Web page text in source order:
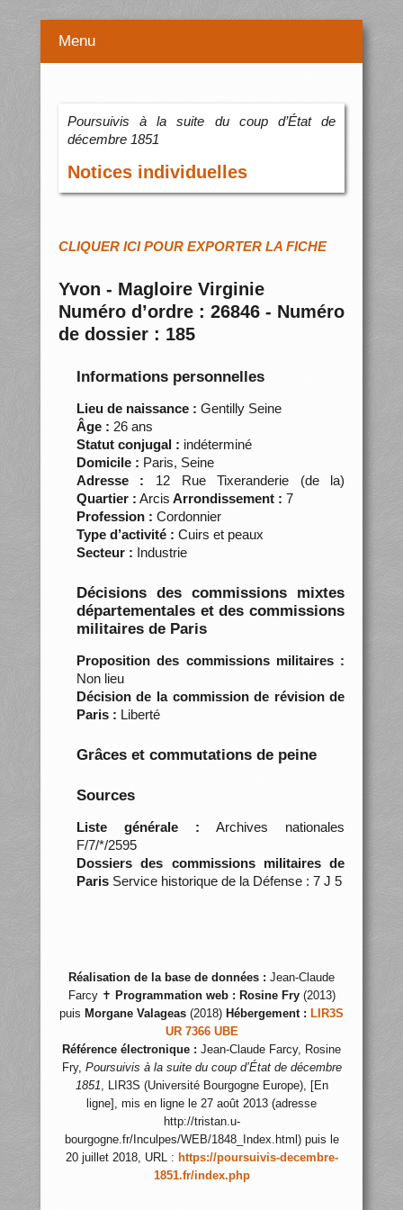
Menu
Poursuivis à la suite du coup d’État de
décembre 1851
Notices individuelles
CLIQUER ICI POUR EXPORTER LA FICHE
Yvon - Magloire Virginie
Numéro d’ordre : 26846 - Numéro
de dossier : 185
Informations personnelles
Lieu de naissance : Gentilly Seine
Âge : 26 ans
Statut conjugal : indéterminé
Domicile : Paris, Seine
Adresse : 12 Rue Tixeranderie (de la)
Quartier : Arcis Arrondissement : 7
Profession : Cordonnier
Type d’activité : Cuirs et peaux
Secteur : Industrie
Décisions des commissions mixtes
départementales et des commissions
militaires de Paris
Proposition des commissions militaires :
Non lieu
Décision de la commission de révision de
Paris : Liberté
Grâces et commutations de peine
Sources
Liste générale : Archives nationales
F/7/*/2595
Dossiers des commissions militaires de
ParisService historique de la Défense : 7 J 5
Réalisation de la base de données : Jean-Claude
Farcy ✝ Programmation web : Rosine Fry(2013)
puis Morgane Valageas (2018) Hébergement : LIR3S
UR 7366 UBE
Référence électronique : Jean-Claude Farcy, Rosine
Fry, Poursuivis à la suite du coup d’État de décembre
1851, LIR3S (Université Bourgogne Europe), [En
ligne], mis en ligne le 27 août 2013 (adresse
http://tristan.u-
bourgogne.fr/Inculpes/WEB/1848_Index.html) puis le
20 juillet 2018, URL : https://poursuivis-decembre-
1851.fr/index.php